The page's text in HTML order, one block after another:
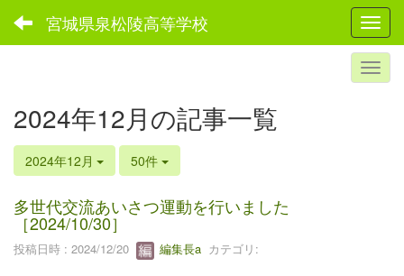
宮城県泉松陵高等学校
2024年12月の記事一覧
2024年12月 50件
多世代交流あいさつ運動を行いました
［2024/10/30］
投稿日時 : 2024/12/20 編集長a カテゴリ: